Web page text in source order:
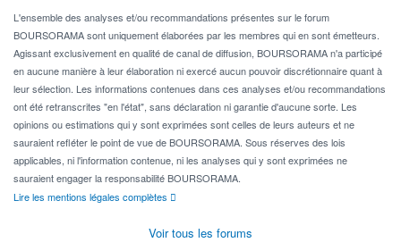
Pour l' ...
L'ensemble des analyses et/ou recommandations présentes sur le forum
BOURSORAMA sont uniquement élaborées par les membres qui en sont émetteurs.
Agissant exclusivement en qualité de canal de diffusion, BOURSORAMA n'a participé
en aucune manière à leur élaboration ni exercé aucun pouvoir discrétionnaire quant à
leur sélection. Les informations contenues dans ces analyses et/ou recommandations
ont été retranscrites "en l'état", sans déclaration ni garantie d'aucune sorte. Les
opinions ou estimations qui y sont exprimées sont celles de leurs auteurs et ne
sauraient refléter le point de vue de BOURSORAMA. Sous réserves des lois
applicables, ni l'information contenue, ni les analyses qui y sont exprimées ne
sauraient engager la responsabilité BOURSORAMA.
Lire les mentions légales complètes
Voir tous les forums